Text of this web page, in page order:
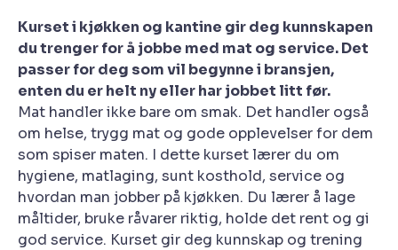
Kurset i kjøkken og kantine gir deg kunnskapen
du trenger for å jobbe med mat og service. Det
passer for deg som vil begynne i bransjen,
enten du er helt ny eller har jobbet litt før.
Mat handler ikke bare om smak. Det handler også
om helse, trygg mat og gode opplevelser for dem
som spiser maten. I dette kurset lærer du om
hygiene, matlaging, sunt kosthold, service og
hvordan man jobber på kjøkken. Du lærer å lage
måltider, bruke råvarer riktig, holde det rent og gi
god service. Kurset gir deg kunnskap og trening